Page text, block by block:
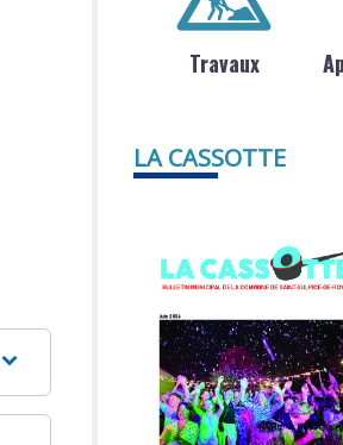
Travaux
LA CASSOTTE